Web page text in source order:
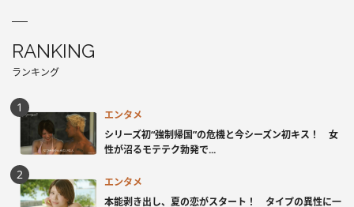
RANKING
ランキング
エンタメ
シリーズ初“強制帰国”の危機と今シーズン初キス！ 女
性が沼るモテテク勃発で...
エンタメ
本能剥き出し、夏の恋がスタート！ タイプの異性に一